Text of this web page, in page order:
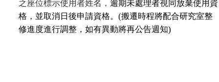
之座位標示使用者姓名， 逾期未處理者視同放棄使用資
格，並取消日後申請資格。(搬遷時程將配合研究室整
修進度進行調整，如有異動將再公告週知)